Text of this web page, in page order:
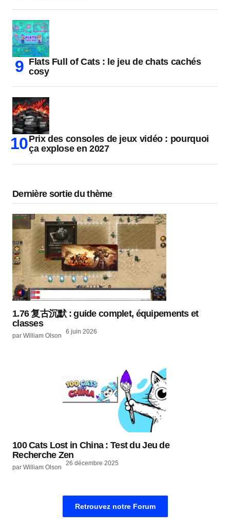
Flats Full of Cats : le jeu de chats cachés
cosy
Prix des consoles de jeux vidéo : pourquoi
ça explose en 2027
Dernière sortie du thème
1.76 复古沉默 : guide complet, équipements et
classes
par William Olson
6 juin 2026
100 Cats Lost in China : Test du Jeu de
Recherche Zen
par William Olson
26 décembre 2025
Retrouvez notre Forum